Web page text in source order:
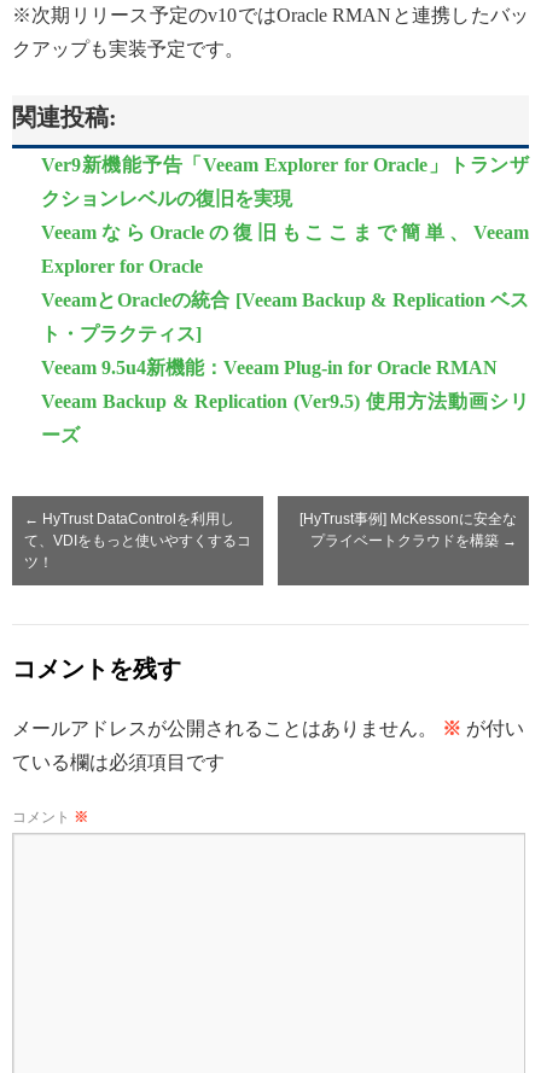
※次期リリース予定のv10ではOracle RMANと連携したバッ
クアップも実装予定です。
関連投稿:
Ver9新機能予告「Veeam Explorer for Oracle」トランザ
クションレベルの復旧を実現
VeeamならOracleの復旧もここまで簡単、Veeam
Explorer for Oracle
VeeamとOracleの統合 [Veeam Backup & Replication ベス
ト・プラクティス]
Veeam 9.5u4新機能：Veeam Plug-in for Oracle RMAN
Veeam Backup & Replication (Ver9.5) 使用方法動画シリ
ーズ
← HyTrust DataControlを利用し
て、VDIをもっと使いやすくするコ
ツ！
[HyTrust事例] McKessonに安全な
プライベートクラウドを構築 →
コメントを残す
メールアドレスが公開されることはありません。 ※ が付い
ている欄は必須項目です
コメント ※